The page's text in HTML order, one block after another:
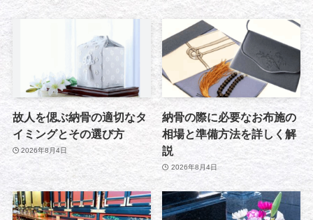
故人を偲ぶ納骨の適切なタ
イミングとその選び方
2026年8月4日
納骨の際に必要なお布施の
相場と準備方法を詳しく解
説
2026年8月4日